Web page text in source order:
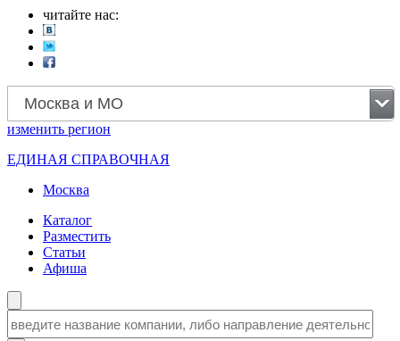
читайте нас:
Москва и МО
изменить регион
ЕДИНАЯ СПРАВОЧНАЯ
Москва
Каталог
Разместить
Статьи
Афиша